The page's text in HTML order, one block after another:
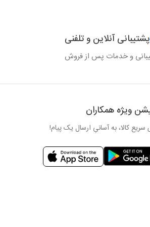
پشتیبانی آنلاین و تلفنی
و خدمات پس از فروش
ویژه همکاران
کالا، به آسانیِ ارسال یک پیام!